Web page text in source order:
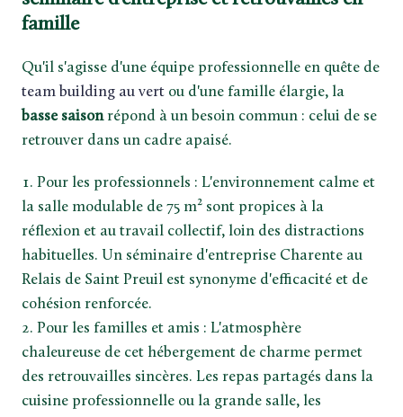
famille
Qu'il s'agisse d'une équipe professionnelle en quête de
team building au vert ou d'une famille élargie, la
basse saisonrépond à un besoin commun : celui de se
retrouver dans un cadre apaisé.
Pour les professionnels : L'environnement calme et
la salle modulable de 75 m² sont propices à la
réflexion et au travail collectif, loin des distractions
habituelles. Un séminaire d'entreprise Charente au
Relais de Saint Preuil est synonyme d'efficacité et de
cohésion renforcée.
Pour les familles et amis : L'atmosphère
chaleureuse de cet hébergement de charme permet
des retrouvailles sincères. Les repas partagés dans la
cuisine professionnelle ou la grande salle, les